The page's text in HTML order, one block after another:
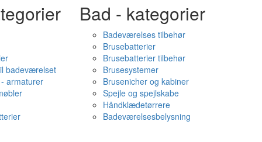
badeværelset
armaturer
Bad - kategorier
Badeværelses tilbehør
Brusebatterier
Brusebatterier tilbehør
Brusesystemer
Brusenicher og kabiner
Spejle og spejlskabe
Håndklædetørrere
Badeværelsesbelysning